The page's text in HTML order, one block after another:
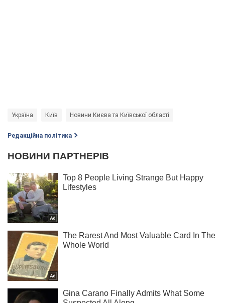
Україна Київ Новини Києва та Київської області
Редакційна політика